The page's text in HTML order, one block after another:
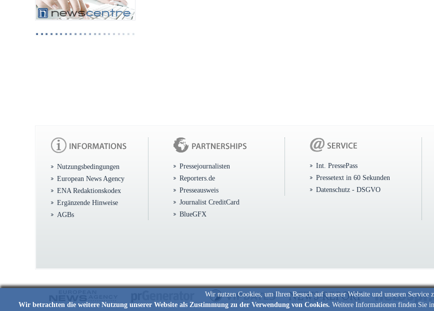
Wir nutzen Cookies, um Ihren Besuch auf unserer Website und unseren Service
Wir betrachten die weitere Nutzung unserer Website als Zustimmung zu der Verwendung von Cookies. Weitere Informationen finden Sie
Nutzungsbedingungen
European News Agency
ENA Redaktionskodex
Ergänzende Hinweise
AGBs
Pressejournalisten
Reporters.de
Presseausweis
Journalist CreditCard
BlueGFX
Int. PressePass
Pressetext in 60 Sekunden
Datenschutz - DSGVO